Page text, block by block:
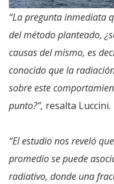
“La pregunta inmediata
del método planteado,
causas del mismo, es
conocido que la
sobre este
punto?”, resalta Luccini.
“El estudio nos reveló
promedio se puede
radiativo, donde una